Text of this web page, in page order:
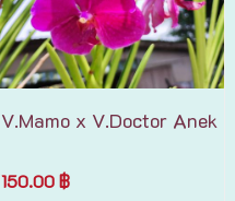
V.Mamo x V.Doctor Anek
150.00 ฿